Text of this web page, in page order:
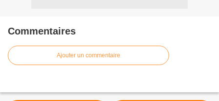
Commentaires
Ajouter un commentaire